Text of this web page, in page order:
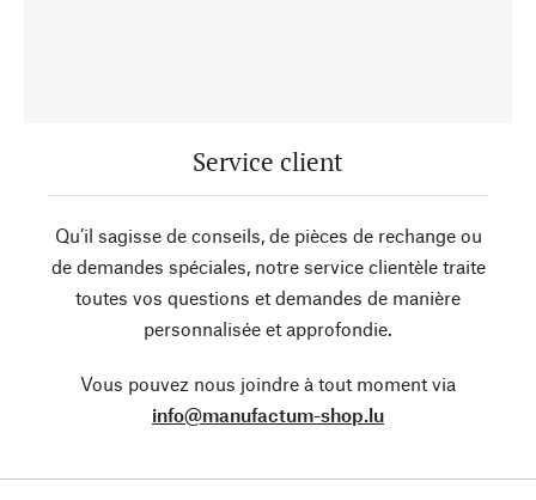
Service client
Qu’il sagisse de conseils, de pièces de rechange ou
de demandes spéciales, notre service clientèle traite
toutes vos questions et demandes de manière
personnalisée et approfondie.
Vous pouvez nous joindre à tout moment via
info@manufactum-shop.lu